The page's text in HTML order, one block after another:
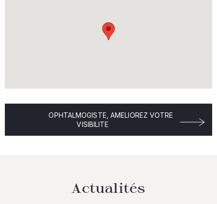
OPHTALMOGISTE, AMELIOREZ VOTRE
VISIBILITE
Actualités